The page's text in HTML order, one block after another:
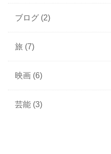
ブログ (2)
旅 (7)
映画 (6)
芸能 (3)